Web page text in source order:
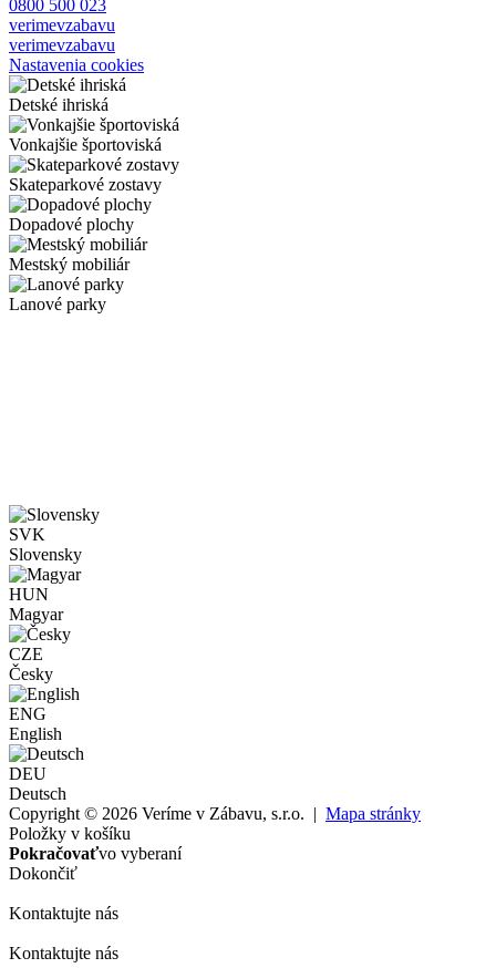
0800 500 023
verimevzabavu
verimevzabavu
Nastavenia cookies
Detské ihriská
Vonkajšie športoviská
Skateparkové zostavy
Dopadové plochy
Mestský mobiliár
Lanové parky
SVK
Slovensky
HUN
Magyar
CZE
Česky
ENG
English
DEU
Deutsch
Copyright © 2026 Veríme v Zábavu, s.r.o. | Mapa stránky
Položky v košíku
Pokračovaťvo vyberaní
Dokončiť
Kontaktujte nás
Kontaktujte nás